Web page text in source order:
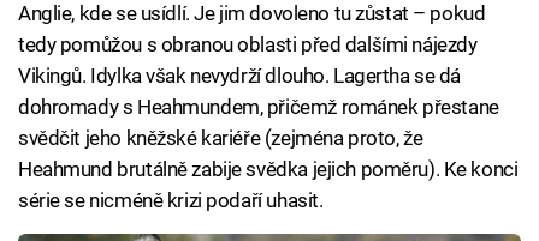
Anglie, kde se usídlí. Je jim dovoleno tu zůstat – pokud
tedy pomůžou s obranou oblasti před dalšími nájezdy
Vikingů. Idylka však nevydrží dlouho. Lagertha se dá
dohromady s Heahmundem, přičemž románek přestane
svědčit jeho kněžské kariéře (zejména proto, že
Heahmund brutálně zabije svědka jejich poměru). Ke konci
série se nicméně krizi podaří uhasit.